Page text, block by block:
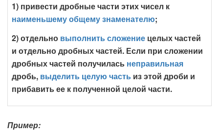
1) привести дробные части этих чисел к
наименьшему общему знаменателю;
2) отдельно выполнить сложение целых частей
и отдельно дробных частей. Если при сложении
дробных частей получилась неправильная
дробь, выделить целую часть из этой дроби и
прибавить ее к полученной целой части.
Пример: